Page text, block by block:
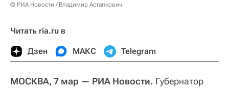
© РИА Новости / Владимир Астапкович
Читать ria.ru в
Дзен МАКС Telegram
МОСКВА, 7 мар — РИА Новости. Губернатор